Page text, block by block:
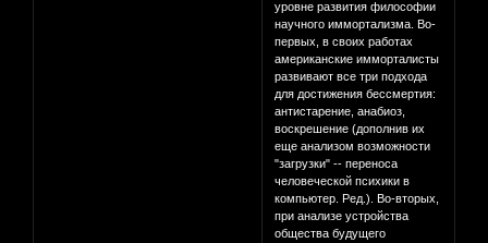
уровне развития философии
научного иммортализма. Во-
первых, в своих работах
американские имморталисты
развивают все три подхода
для достижения бессмертия:
антистарение, анабиоз,
воскрешение (дополнив их
еще анализом возможности
"загрузки" -- переноса
человеческой психики в
компьютер. Ред.). Во-вторых,
при анализе устройства
общества будущего